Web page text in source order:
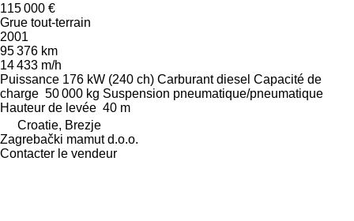
115 000 €
Grue tout-terrain
2001
95 376 km
14 433 m/h
Puissance 176 kW (240 ch) Carburant diesel Capacité de
charge 50 000 kg Suspension pneumatique/pneumatique
Hauteur de levée 40 m
Croatie, Brezje
Zagrebački mamut d.o.o.
Contacter le vendeur